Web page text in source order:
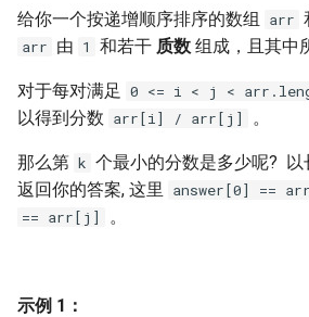
擎
7. 重建二叉树
9. 用两个栈实现队列
10.1. 斐波那契数列
10.2. 青蛙跳台阶问题
11. 旋转数组的最小数字
5. 单词长度的最大乘积
6. 排序数组中两个数字之和
8. 和大于等于 target 的最短子
数组
1.5. 一次编辑
1.6. 字符串压缩
1.7. 旋转矩阵
1.8. 零矩阵
1.9. 字符串轮转
给你一个按递增顺序排序的数组 arr
arr 由 1 和若干 质数 组成，且其中
对于每对满足 0 <= i < j <
以得到分数 arr[i] / arr[j] 。
那么第 k 个最小的分数是多少呢? 以
返回你的答案, 这里
answer[0] ==
== arr[j]
。
示例 1：